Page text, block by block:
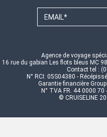
EMAIL*
Agence de voyage
16 rue du gabian Les flots bleus MC
Contact tel :
N° RCI: 05S04380 -
Garantie financière
N° TVA FR. 44 0000
© CRUISELINE